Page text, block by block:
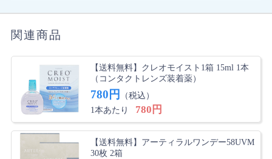
関連商品
【送料無料】クレオモイスト1箱 15ml 1本
（コンタクトレンズ装着薬）
780円
（税込）
1本あたり
780円
【送料無料】アーティラルワンデー58UVM
30枚 2箱